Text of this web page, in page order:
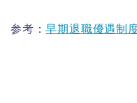
参考：早期退職優遇制